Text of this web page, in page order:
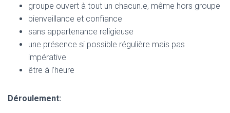
groupe ouvert à tout un chacun.e, même hors groupe
bienveillance et confiance
sans appartenance religieuse
une présence si possible régulière mais pas
impérative
être à l’heure
Déroulement: